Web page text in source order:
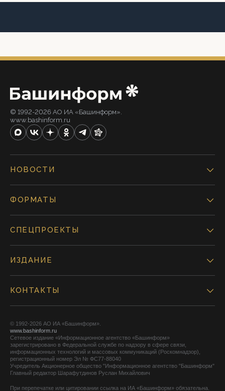
© 1992-2026 АО ИА «Башинформ».
www.bashinform.ru
НОВОСТИ
ФОРМАТЫ
СПЕЦПРОЕКТЫ
ИЗДАНИЕ
КОНТАКТЫ
© 1992-2026 АО ИА «Башинформ».
www.bashinform.ru
Сетевое издание «Информационное агентство «Башинформ»
зарегистрировано в Федеральной службе по надзору в сфере связи,
информационных технологий и массовых коммуникаций (Роскомнадзор),
регистрационный номер Эл № ФС77-88040
Учредитель Акционерное общество "Информационное агентство "Башинформ"
Главный редактор Шарафутдинов Руслан Михайлович
При перепечатке или цитировании ссылка на ИА «Башинформ» обязательна.